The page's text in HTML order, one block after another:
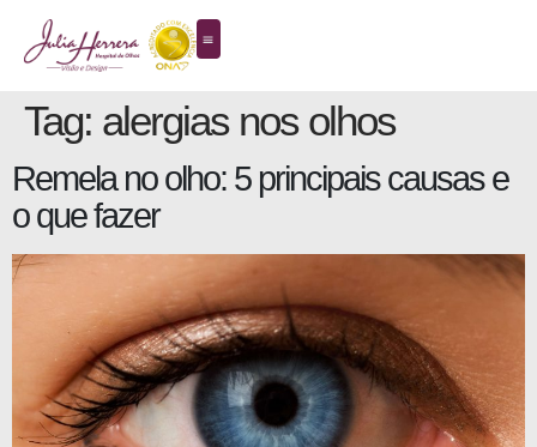
Tag: alergias nos olhos
Remela no olho: 5 principais causas e
o que fazer